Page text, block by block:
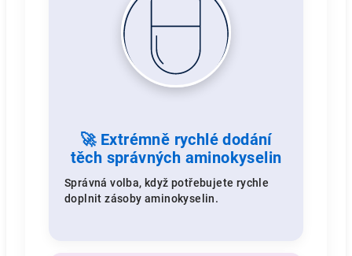
🚀 Extrémně rychlé dodání
těch správných aminokyselin
Správná volba, když potřebujete rychle
doplnit zásoby aminokyselin.